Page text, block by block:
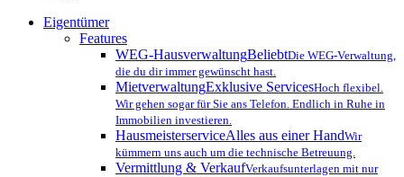
Eigentümer
Features
WEG-HausverwaltungBeliebtDie WEG-Verwaltung,
die du dir immer gewünscht hast.
MietverwaltungExklusive ServicesHoch flexibel.
Wir gehen sogar für Sie ans Telefon. Endlich in Ruhe in
Immobilien investieren.
HausmeisterserviceAlles aus einer HandWir
kümmern uns auch um die technische Betreuung.
Vermittlung & VerkaufVerkaufsunterlagen mit nur